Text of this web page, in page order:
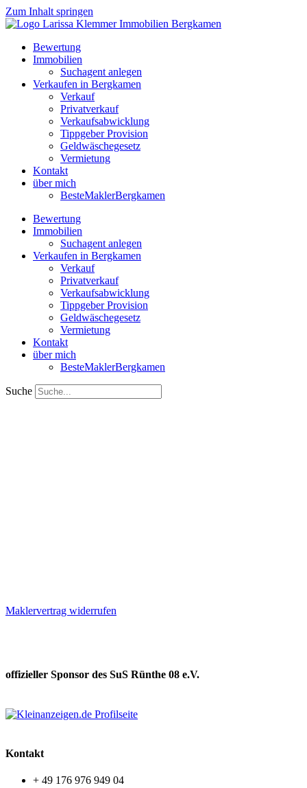
Zum Inhalt springen
Bewertung
Immobilien
Suchagent anlegen
Verkaufen in Bergkamen
Verkauf
Privatverkauf
Verkaufsabwicklung
Tippgeber Provision
Geldwäschegesetz
Vermietung
Kontakt
über mich
BesteMaklerBergkamen
Bewertung
Immobilien
Suchagent anlegen
Verkaufen in Bergkamen
Verkauf
Privatverkauf
Verkaufsabwicklung
Tippgeber Provision
Geldwäschegesetz
Vermietung
Kontakt
über mich
BesteMaklerBergkamen
Suche
Maklervertrag widerrufen
offizieller Sponsor des SuS Rünthe 08 e.V.
Kontakt
+ 49 176 976 949 04